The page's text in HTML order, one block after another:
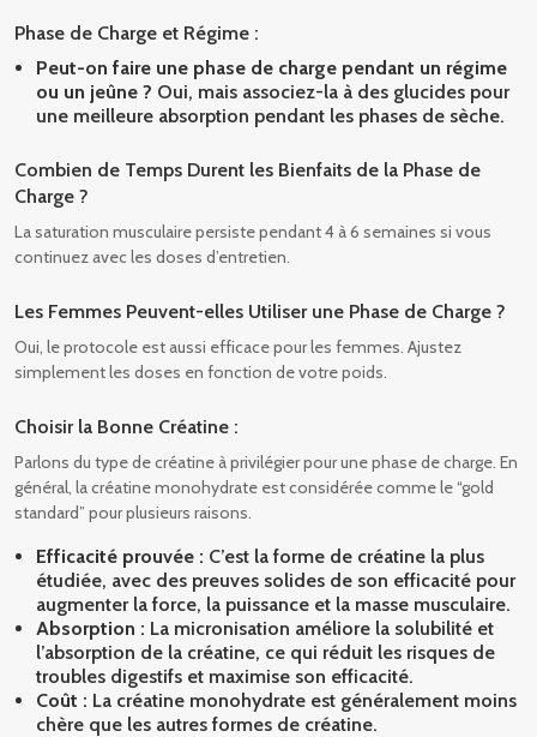
Phase de Charge et Régime :
Peut-on faire une phase de charge pendant un régime
ou un jeûne ? Oui, mais associez-la à des glucides pour
une meilleure absorption pendant les phases de sèche.
Combien de Temps Durent les Bienfaits de la Phase de
Charge ?
La saturation musculaire persiste pendant 4 à 6 semaines si vous
continuez avec les doses d’entretien.
Les Femmes Peuvent-elles Utiliser une Phase de Charge ?
Oui, le protocole est aussi efficace pour les femmes. Ajustez
simplement les doses en fonction de votre poids.
Choisir la Bonne Créatine :
Parlons du type de créatine à privilégier pour une phase de charge. En
général, la créatine monohydrate est considérée comme le “gold
standard” pour plusieurs raisons.
Efficacité prouvée : C’est la forme de créatine la plus
étudiée, avec des preuves solides de son efficacité pour
augmenter la force, la puissance et la masse musculaire.
Absorption : La micronisation améliore la solubilité et
l’absorption de la créatine, ce qui réduit les risques de
troubles digestifs et maximise son efficacité.
Coût : La créatine monohydrate est généralement moins
chère que les autres formes de créatine.